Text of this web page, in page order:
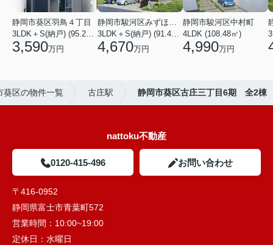
静岡市葵区羽鳥４丁目
3LDK＋S(納戸) (95.22㎡)
3,590万円
静岡市駿河区みずほ２丁目
3LDK＋S(納戸) (91.49㎡)
4,670万円
静岡市駿河区中村町
4LDK (108.48㎡)
4,990万円
葵区の物件一覧 古庄駅 静岡市葵区古庄三丁目6期 全2棟
nattoku不動産
0120-415-496 お問い合わせ
〒416-0952
静岡県富士市青葉町572
営業時間： 10:00~19:00
定休日： 水曜日